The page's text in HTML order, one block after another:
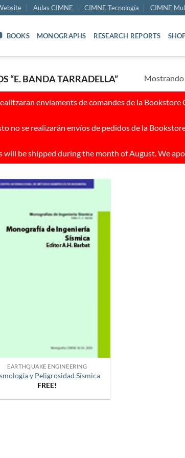
Aulas CIMNE CIMNE Tecnología CIMNE
BOOKS MONOGRAPHS RESEARCH REPORTS
“E. BANDA TARRADELLA” Mostrando
enviaments de comandes de la
no se realizarán envíos de pedidos de la
be shipped during the month of August. We
EARTHQUAKE ENGINEERING
y Peligrosidad Sísmica
FREE!